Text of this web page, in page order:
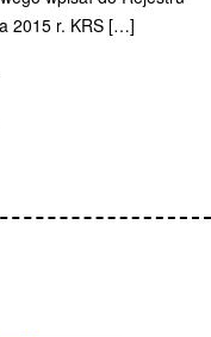
2015 r. KRS […]